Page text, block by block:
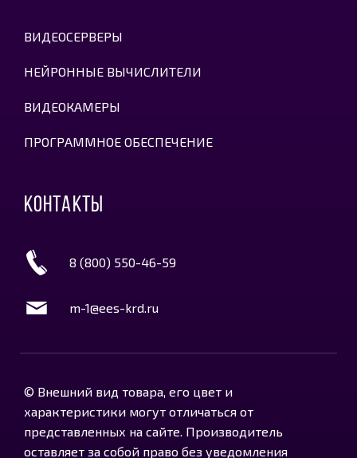
ВИДЕОСЕРВЕРЫ
НЕЙРОННЫЕ ВЫЧИСЛИТЕЛИ
ВИДЕОКАМЕРЫ
ПРОГРАММНОЕ ОБЕСПЕЧЕНИЕ
КОНТАКТЫ
8 (800) 550-46-59
m-1@ees-krd.ru
© Внешний вид товара, его цвет и
характеристики могут отличаться от
представленных на сайте. Производитель
оставляет за собой право без уведомления